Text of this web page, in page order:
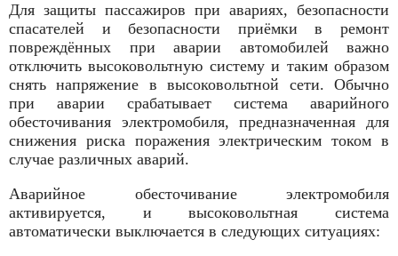
Для защиты пассажиров при авариях, безопасности
спасателей и безопасности приёмки в ремонт
повреждённых при аварии автомобилей важно
отключить высоковольтную систему и таким образом
снять напряжение в высоковольтной сети. Обычно
при аварии срабатывает система аварийного
обесточивания электромобиля, предназначенная для
снижения риска поражения электрическим током в
случае различных аварий.
Аварийное обесточивание электромобиля
активируется, и высоковольтная система
автоматически выключается в следующих ситуациях: